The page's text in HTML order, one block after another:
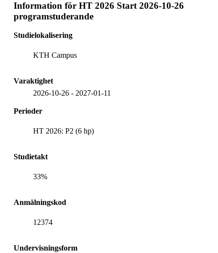
Information för HT 2026 Start 2026-10-26
programstuderande
Studielokalisering
KTH Campus
Varaktighet
2026-10-26 - 2027-01-11
Perioder
HT 2026: P2 (6 hp)
Studietakt
33%
Anmälningskod
12374
Undervisningsform